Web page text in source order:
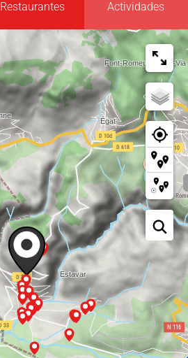
Restaurantes Actividades